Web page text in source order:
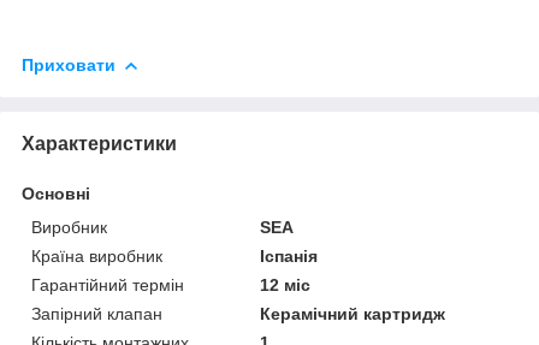
Приховати
Характеристики
Основні
Виробник
SEA
Країна виробник
Іспанія
Гарантійний термін
12 міс
Запірний клапан
Керамічний картридж